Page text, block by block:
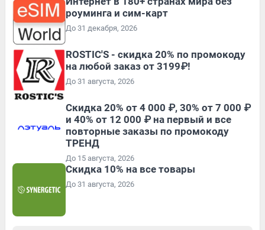
роуминга и сим-карт
До 31 декабря, 2026
ROSTIC'S - скидка 20% по промокоду
на любой заказ от 3199₽!
До 31 августа, 2026
Скидка 20% от 4 000 ₽, 30% от 7 000 ₽
и 40% от 12 000 ₽ на первый и все
повторные заказы по промокоду
ТРЕНД
До 15 августа, 2026
Скидка 10% на все товары
До 31 августа, 2026